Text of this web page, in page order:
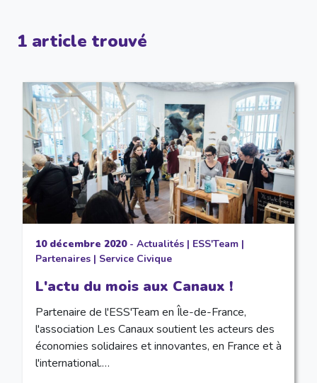
1 article trouvé
10 décembre 2020- Actualités| ESS'Team|
Partenaires| Service Civique
L'actu du mois aux Canaux !
Partenaire de l'ESS'Team en Île-de-France,
l'association Les Canaux soutient les acteurs des
économies solidaires et innovantes, en France et à
l'international.…